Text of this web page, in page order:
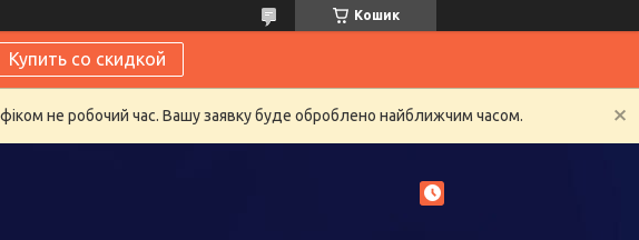
Кошик
Купить со скидкой
не робочий час. Вашу заявку буде оброблено найближчим часом.